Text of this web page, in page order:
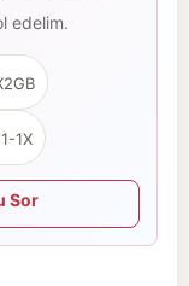
edelim.
1X
Sor